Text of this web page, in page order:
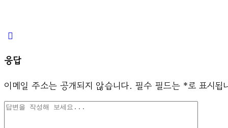
응답
이메일 주소는 공개되지 않습니다. 필수 필드는 *로 표시됩